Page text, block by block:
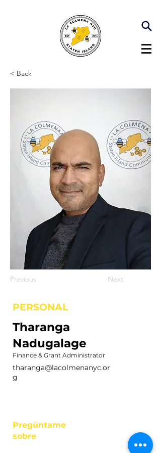
< Back
Previous Next
PERSONAL
Tharanga
Nadugalage
Finance & Grant Administrator
tharanga@lacolmenanyc.or
g
Pregúntame
sobre